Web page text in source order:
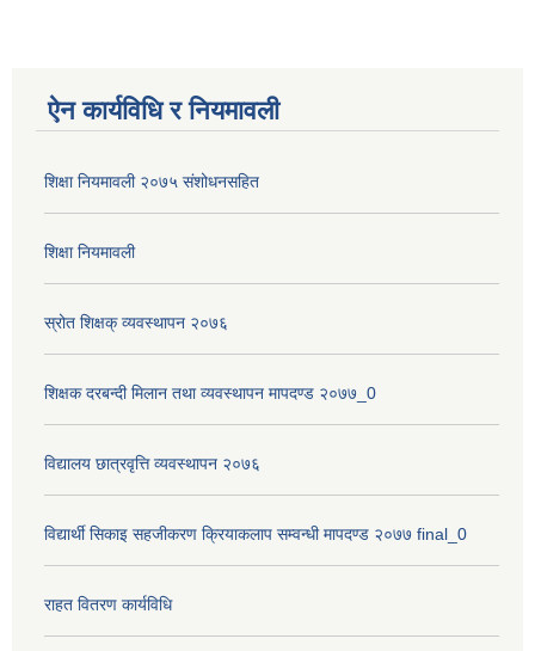
ऐन कार्यविधि र नियमावली
शिक्षा नियमावली २०७५ संशोधनसहित
शिक्षा नियमावली
स्रोत शिक्षक् व्यवस्थापन २०७६
शिक्षक दरबन्दी मिलान तथा व्यवस्थापन मापदण्ड २०७७_0
विद्यालय छात्रवृत्ति व्यवस्थापन २०७६
विद्यार्थी सिकाइ सहजीकरण क्रियाकलाप सम्वन्धी मापदण्ड २०७७ final_0
राहत वितरण कार्यविधि